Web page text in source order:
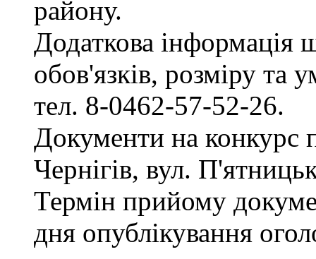
району.
Додаткова інформація
обов'язків, розміру та
тел. 8-0462-57-52-26.
Документи на конкурс
Чернігів, вул.
Термін прийому
дня опублікування